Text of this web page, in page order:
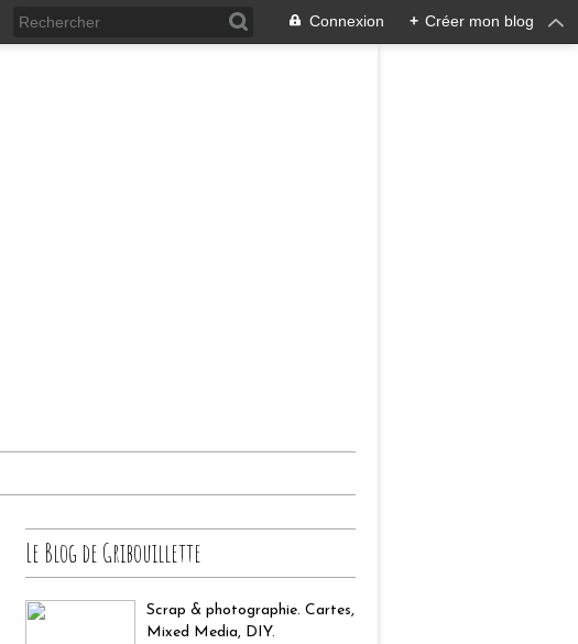
Connexion + Créer mon blog
Le Blog de Gribouillette
Scrap & photographie. Cartes,
Mixed Media, DIY.